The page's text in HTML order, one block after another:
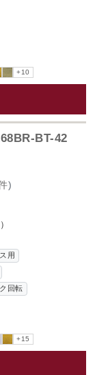
+10
BT-42
用
回転
+15
)